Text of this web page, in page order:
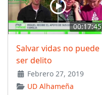
00:17:45
Salvar vidas no puede
ser delito
Febrero 27, 2019
UD Alhameña